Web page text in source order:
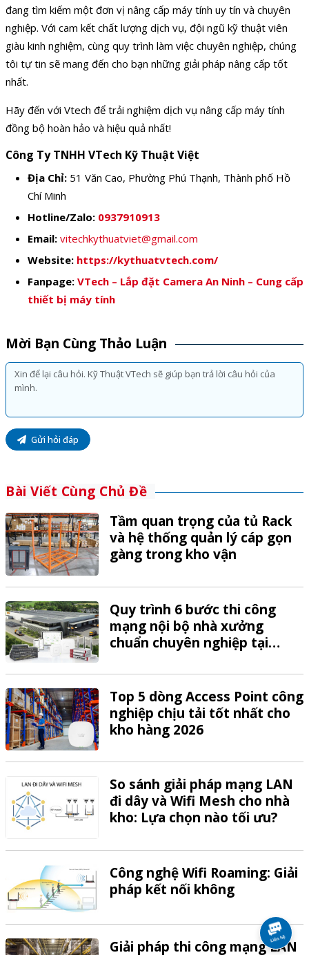
đang tìm kiếm một đơn vị nâng cấp máy tính uy tín và chuyên
nghiệp. Với cam kết chất lượng dịch vụ, đội ngũ kỹ thuật viên
giàu kinh nghiệm, cùng quy trình làm việc chuyên nghiệp, chúng
tôi tự tin sẽ mang đến cho bạn những giải pháp nâng cấp tốt
nhất.
Hãy đến với Vtech để trải nghiệm dịch vụ nâng cấp máy tính
đồng bộ hoàn hảo và hiệu quả nhất!
Công Ty TNHH VTech Kỹ Thuật Việt
Địa Chỉ: 51 Văn Cao, Phường Phú Thạnh, Thành phố Hồ
Chí Minh
Hotline/Zalo: 0937910913
Email: vitechkythuatviet@gmail.com
Website: https://kythuatvtech.com/
Fanpage: VTech – Lắp đặt Camera An Ninh – Cung cấp
thiết bị máy tính
Mời Bạn Cùng Thảo Luận
Gửi hỏi đáp
Bài Viết Cùng Chủ Đề
Tầm quan trọng của tủ Rack
và hệ thống quản lý cáp gọn
gàng trong kho vận
Quy trình 6 bước thi công
mạng nội bộ nhà xưởng
chuẩn chuyên nghiệp tại
Top 5 dòng Access Point công
nghiệp chịu tải tốt nhất cho
kho hàng 2026
So sánh giải pháp mạng LAN
đi dây và Wifi Mesh cho nhà
kho: Lựa chọn nào tối ưu?
Công nghệ Wifi Roaming: Giải
pháp kết nối không
Giải pháp thi công mạng LAN